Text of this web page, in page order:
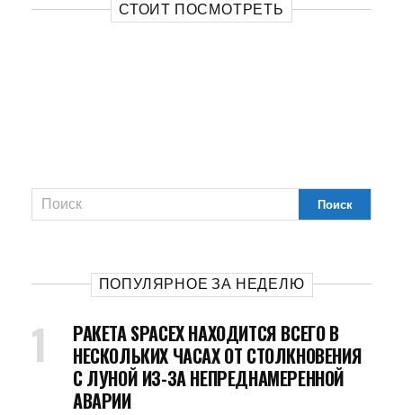
СТОИТ ПОСМОТРЕТЬ
ПОПУЛЯРНОЕ ЗА НЕДЕЛЮ
РАКЕТА SPACEX НАХОДИТСЯ ВСЕГО В
НЕСКОЛЬКИХ ЧАСАХ ОТ СТОЛКНОВЕНИЯ
С ЛУНОЙ ИЗ-ЗА НЕПРЕДНАМЕРЕННОЙ
АВАРИИ